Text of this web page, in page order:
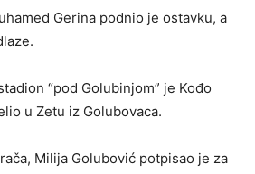
Gerina podnio je ostavku, a
“pod Golubinjom” je Kođo
u Zetu iz Golubovaca.
Milija Golubović potpisao je za